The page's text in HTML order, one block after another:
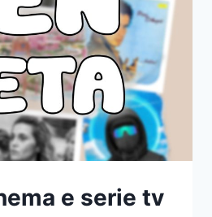
e serie tv